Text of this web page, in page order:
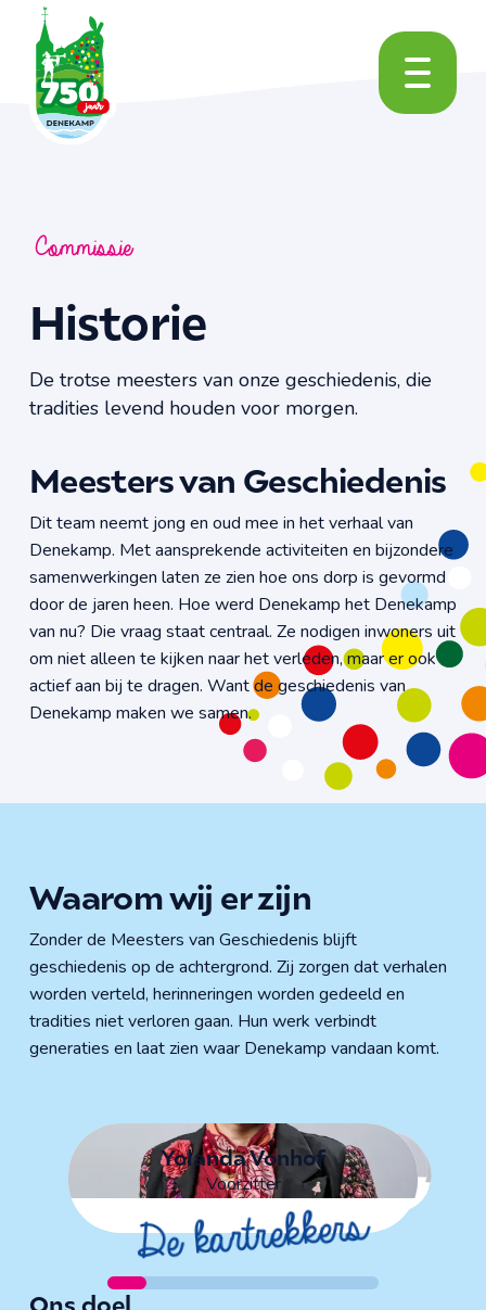
Commissie
Historie
De trotse meesters van onze geschiedenis, die
tradities levend houden voor morgen.
Meesters van Geschiedenis
Dit team neemt jong en oud mee in het verhaal van
Denekamp. Met aansprekende activiteiten en bijzondere
samenwerkingen laten ze zien hoe ons dorp is gevormd
door de jaren heen. Hoe werd Denekamp het Denekamp
van nu? Die vraag staat centraal. Ze nodigen inwoners uit
om niet alleen te kijken naar het verleden, maar er ook
actief aan bij te dragen. Want de geschiedenis van
Denekamp maken we samen.
Waarom wij er zijn
Zonder de Meesters van Geschiedenis blijft
geschiedenis op de achtergrond. Zij zorgen dat verhalen
worden verteld, herinneringen worden gedeeld en
tradities niet verloren gaan. Hun werk verbindt
generaties en laat zien waar Denekamp vandaan komt.
Yolanda Vonhof
Voorzitter
Luc van Deth
Ellen Ekkelboom
Simone Hampsink
Vincent Groener
Jort Johannink
Celeste Bouhuis
De kartrekkers
Ons doel